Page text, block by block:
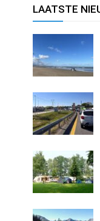
LAATSTE